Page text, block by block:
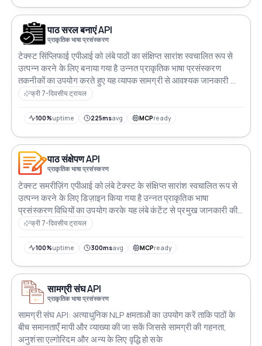
पाठ सरल बनाएं API
प्राकृतिक भाषा प्रसंस्करण
टेक्स्ट सिंप्लिफाई एपीआई को लंबे पाठों का संक्षिप्त सारांश स्वचालित रूप से
उत्पन्न करने के लिए बनाया गया है उन्नत प्राकृतिक भाषा प्रसंस्करण
तकनीकों का उपयोग करते हुए यह व्यापक सामग्री से आवश्यक जानकारी को
निर्धारित और निकालता है जिससे इसे समझना और विश्लेषण करना आसान हो
फ्री 7-दिवसीय ट्रायल
100%uptime 225msavg MCPready
पाठ संक्षेपण API
प्राकृतिक भाषा प्रसंस्करण
टेक्स्ट समरीज़िंग एपीआई को लंबे टेक्स्ट के संक्षिप्त सारांश स्वचालित रूप से
उत्पन्न करने के लिए डिज़ाइन किया गया है उन्नत प्राकृतिक भाषा
प्रसंस्करण विधियों का उपयोग करके यह लंबे कंटेंट से प्रमुख जानकारी की
पहचान और निकासी करता है जो समझ और विश्लेषण में सहायता करता है
फ्री 7-दिवसीय ट्रायल
100%uptime 300msavg MCPready
सामग्री संघ API
प्राकृतिक भाषा प्रसंस्करण
सामग्री संघ API: अत्याधुनिक NLP क्षमताओं का उपयोग करें ताकि पाठों के
बीच समानताएँ मापी और व्याख्या की जा सकें जिससे सामग्री की गहनता,
अनुशंसा एल्गोरिदम और अन्य के लिए वृद्धि हो सके